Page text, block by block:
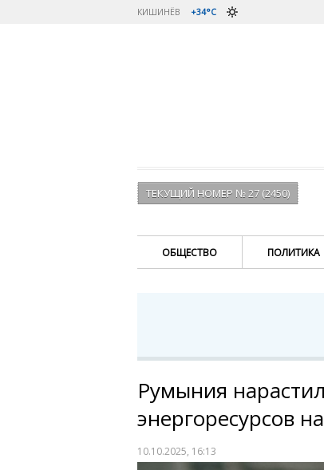
КИШИНЁВ +34°C
ТЕКУЩИЙ НОМЕР № 27 (2450)
ОБЩЕСТВО ПОЛИТИКА
Румыния
энергоресурсов
10.10.2025, 16:13